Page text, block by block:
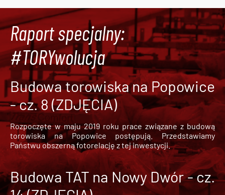
Raport specjalny:
#TORYwolucja
Budowa torowiska na Popowice
- cz. 8 (ZDJĘCIA)
Rozpoczęte w maju 2019 roku prace związane z budową
torowiska na Popowice
postępują. Przedstawiamy
Państwu obszerną fotorelację z tej inwestycji.
Budowa TAT na Nowy Dwór - cz.